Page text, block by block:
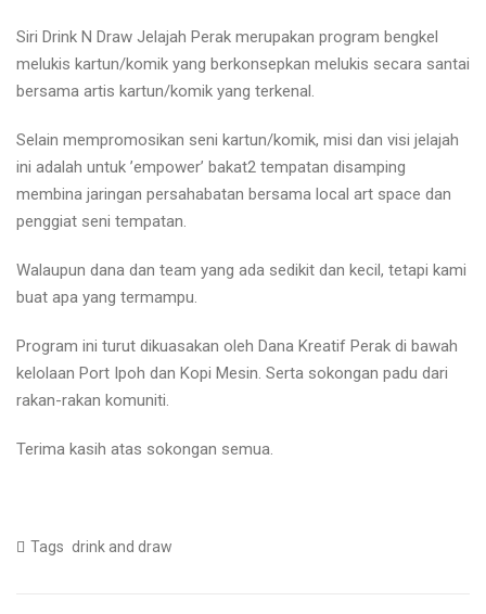
Siri Drink N Draw Jelajah Perak merupakan program bengkel
melukis kartun/komik yang berkonsepkan melukis secara santai
bersama artis kartun/komik yang terkenal.
Selain mempromosikan seni kartun/komik, misi dan visi jelajah
ini adalah untuk ’empower’ bakat2 tempatan disamping
membina jaringan persahabatan bersama local art space dan
penggiat seni tempatan.
Walaupun dana dan team yang ada sedikit dan kecil, tetapi kami
buat apa yang termampu.
Program ini turut dikuasakan oleh Dana Kreatif Perak di bawah
kelolaan Port Ipoh dan Kopi Mesin. Serta sokongan padu dari
rakan-rakan komuniti.
Terima kasih atas sokongan semua.
Tags drink and draw